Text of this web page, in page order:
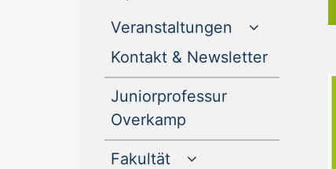
Veranstaltungen
Kontakt & Newsletter(current)
Juniorprofessur
Overkamp
Fakultät